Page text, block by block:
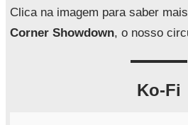
a
Clica na imagem para saber
Corner Showdown, o nosso
Ko-Fi